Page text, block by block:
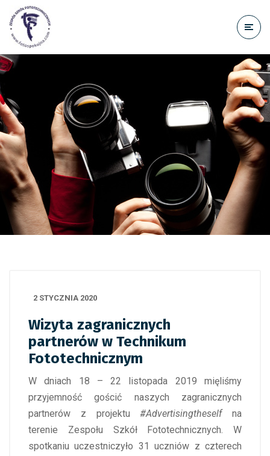
treści
2 STYCZNIA 2020
Wizyta zagranicznych
partnerów w Technikum
Fototechnicznym
W dniach 18 – 22 listopada 2019 mięliśmy
przyjemność gościć naszych zagranicznych
partnerów z projektu#Advertisingtheselfna
terenie Zespołu Szkół Fototechnicznych. W
spotkaniu uczestniczyło 31 uczniów z czterech